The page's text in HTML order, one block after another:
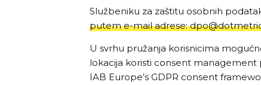
Službeniku za zaštitu osobnih
putem e-mail adrese:
U svrhu pružanja korisnicima
lokacija koristi consent
IAB Europe’s GDPR consent